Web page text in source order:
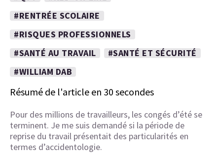
#RENTRÉE SCOLAIRE
#RISQUES PROFESSIONNELS
#SANTÉ AU TRAVAIL
#SANTÉ ET SÉCURITÉ
#WILLIAM DAB
Résumé de l'article en 30 secondes
Pour des millions de travailleurs, les congés d’été se
terminent. Je me suis demandé si la période de
reprise du travail présentait des particularités en
termes d’accidentologie.